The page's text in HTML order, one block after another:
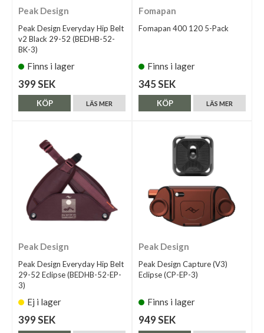
Peak Design
Peak Design Everyday Hip Belt
v2 Black 29-52 (BEDHB-52-
BK-3)
Finns i lager
399 SEK
LÄS MER
KÖP
Fomapan
Fomapan 400 120 5-Pack
Finns i lager
345 SEK
LÄS MER
KÖP
Peak Design
Peak Design Everyday Hip Belt
29-52 Eclipse (BEDHB-52-EP-
3)
Ej i lager
399 SEK
Peak Design
Peak Design Capture (V3)
Eclipse (CP-EP-3)
Finns i lager
949 SEK